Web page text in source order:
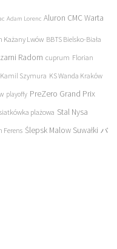
Adam Lorenc Aluron CMC Warta
Każany Lwów BBTS Bielsko-Biała
Radom cuprum Florian
Kamil Szymura KS Wanda Kraków
playoffy PreZero Grand Prix
siatkówka plażowa Stal Nysa
Ferens Ślepsk Malow Suwałki バ